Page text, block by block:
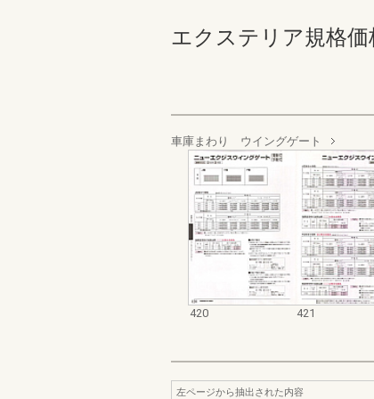
エクステリア規格価
車庫まわり ウイングゲート
420 421
左ページから抽出された内容